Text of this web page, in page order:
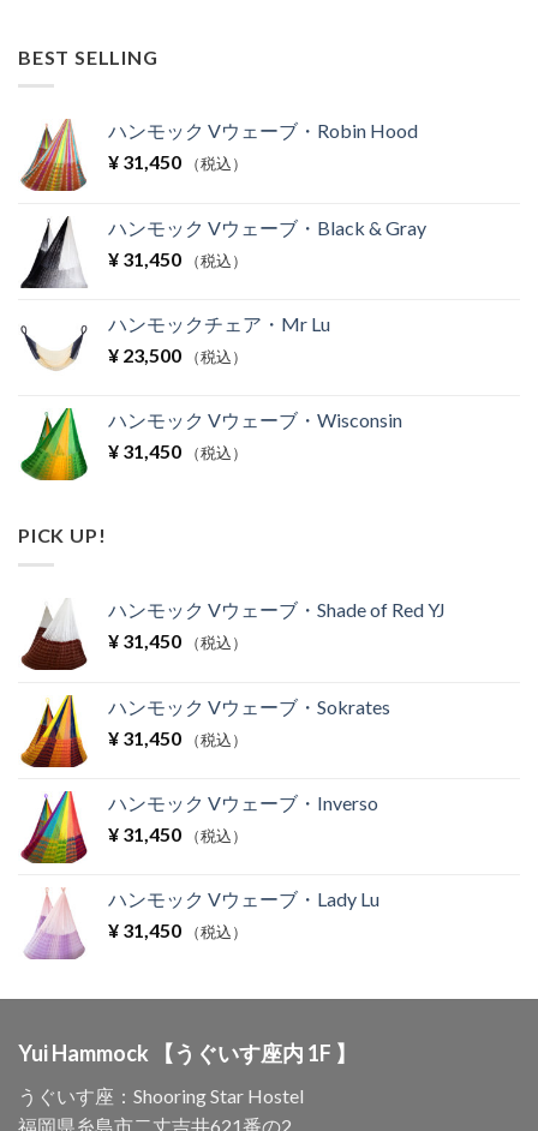
BEST SELLING
ハンモック Vウェーブ・Robin Hood
¥ 31,450 （税込）
ハンモック Vウェーブ・Black & Gray
¥ 31,450 （税込）
ハンモックチェア・Mr Lu
¥ 23,500 （税込）
ハンモック Vウェーブ・Wisconsin
¥ 31,450 （税込）
PICK UP!
ハンモック Vウェーブ・Shade of Red YJ
¥ 31,450 （税込）
ハンモック Vウェーブ・Sokrates
¥ 31,450 （税込）
ハンモック Vウェーブ・Inverso
¥ 31,450 （税込）
ハンモック Vウェーブ・Lady Lu
¥ 31,450 （税込）
Yui Hammock 【うぐいす座内 1F 】
うぐいす座：Shooring Star Hostel
福岡県糸島市二丈吉井621番の2